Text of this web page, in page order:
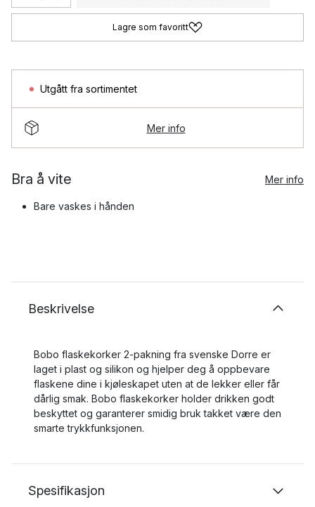
Lagre som favoritt
Utgått fra sortimentet
Mer info
Bra å vite Mer info
Bare vaskes i hånden
Beskrivelse
Bobo flaskekorker 2-pakning fra svenske Dorre er
laget i plast og silikon og hjelper deg å oppbevare
flaskene dine i kjøleskapet uten at de lekker eller får
dårlig smak. Bobo flaskekorker holder drikken godt
beskyttet og garanterer smidig bruk takket være den
smarte trykkfunksjonen.
Spesifikasjon